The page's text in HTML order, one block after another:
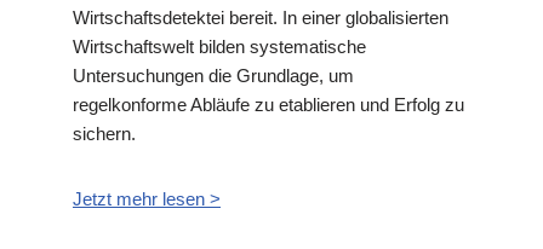
Wirtschaftsdetektei bereit. In einer globalisierten
Wirtschaftswelt bilden systematische
Untersuchungen die Grundlage, um
regelkonforme Abläufe zu etablieren und Erfolg zu
sichern.
Jetzt mehr lesen >